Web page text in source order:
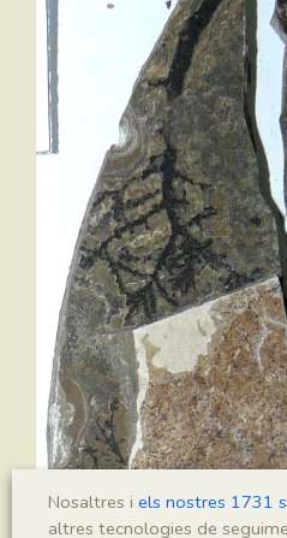
Nosaltres i els nostres 1731
altres tecnologies de